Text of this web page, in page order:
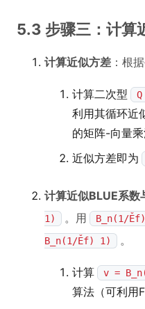
5.3 步骤三：计算
计算近似方差 ：根
计算二次型
利用其循环近
的矩阵-向量乘
近似方差即为
计算近似BLUE系数
1)
。用 B_n(1/Ěf)
B_n(1/Ěf) 1) 。
计算 v =
算法（可利用